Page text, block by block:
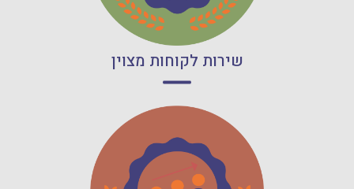
שירות לקוחות מצוין
קרא עוד